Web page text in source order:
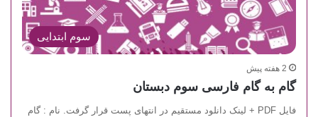
سوم ابتدایی
2 هفته پیش
گام به گام فارسی سوم دبستان
فایل PDF + لینک دانلود مستقیم در انتهای پست قرار گرفت. نام : گام